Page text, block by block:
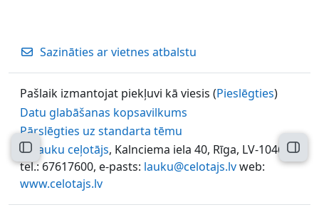
Atvērt kursu indeksu
Sazināties ar vietnes atbalstu
Pašlaik izmantojat piekļuvi kā viesis (Pieslēgties)
Datu glabāšanas kopsavilkums
Pārslēgties uz standarta tēmu
© Lauku ceļotājs, Kalnciema iela 40, Rīga, LV-1046,
tel.: 67617600, e-pasts: lauku@celotajs.lvweb:
www.celotajs.lv